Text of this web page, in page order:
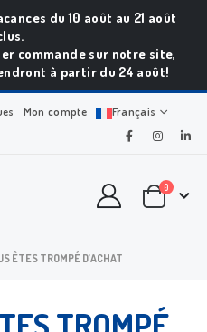
du 10 août au 21 août
commande sur notre site,
à partir du 24 août!
Mon compte Français
0
ÊTES TROMPÉ D’ACHAT